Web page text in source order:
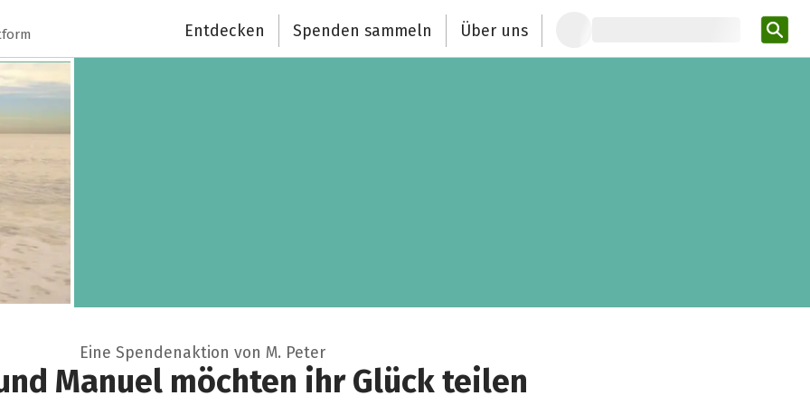
Entdecken Spenden sammeln Über uns
Eine Spendenaktion von M. Peter
Manuel möchten ihr Glück teilen